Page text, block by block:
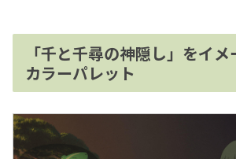
「千と千尋の神隠し」をイ
カラーパレット